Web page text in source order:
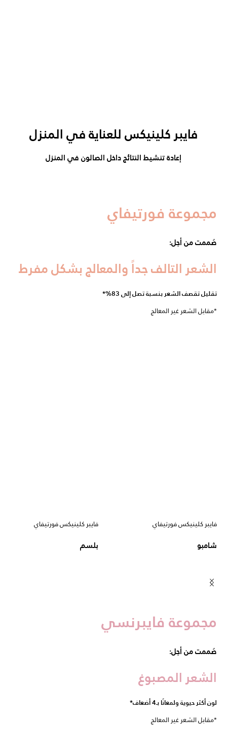
فايبر كلينيكس للعناية في المنزل
إعادة تنشيط النتائج داخل الصالون في المنزل
مجموعة فورتيفاي
صُممت من أجل:
الشعر التالف جداً والمعالج بشكل مفرط
تقليل تقصف الشعر بنسبة تصل إلى 83%*
*مقابل الشعر غير المعالج
فايبر كلينيكس فورتيفاي
شامبو
فايبر كلينيكس فورتيفاي
بلسم
مجموعة فايبرنسي
صُممت من أجل:
الشعر المصبوغ
لون أكثر حيوية ولمعانًا بـ4 أضعاف*
*مقابل الشعر غير المعالج